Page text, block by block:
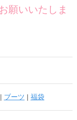
願いいたしま
| ブーツ | 福袋